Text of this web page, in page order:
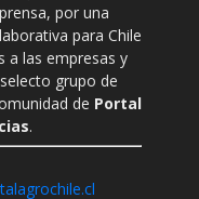
por una
para Chile
a las empresas y
grupo de
de Portal
.